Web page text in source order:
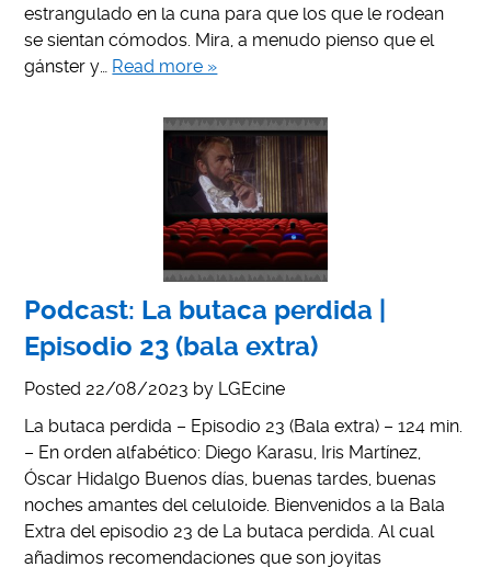
estrangulado en la cuna para que los que le rodean
se sientan cómodos. Mira, a menudo pienso que el
gánster y… Read more »
Podcast: La butaca perdida |
Episodio 23 (bala extra)
Posted 22/08/2023 by LGEcine
La butaca perdida – Episodio 23 (Bala extra) – 124 min.
– En orden alfabético: Diego Karasu, Iris Martínez,
Óscar Hidalgo Buenos días, buenas tardes, buenas
noches amantes del celuloide. Bienvenidos a la Bala
Extra del episodio 23 de La butaca perdida. Al cual
añadimos recomendaciones que son joyitas